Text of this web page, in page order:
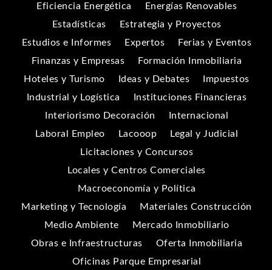
Eficiencia Energética
Energías Renovables
Estadísticas
Estrategia y Proyectos
Estudios e Informes
Expertos
Ferias y Eventos
Finanzas y Empresas
Formación Inmobiliaria
Hoteles y Turismo
Ideas y Debates
Impuestos
Industrial y Logística
Instituciones Financieras
Interiorismo Decoración
Internacional
Laboral Empleo
Lacooop
Legal y Judicial
Licitaciones y Concursos
Locales y Centros Comerciales
Macroeconomía y Política
Marketing y Tecnología
Materiales Construcción
Medio Ambiente
Mercado Inmobiliario
Obras e Infraestructuras
Oferta Inmobiliaria
Oficinas Parque Empresarial